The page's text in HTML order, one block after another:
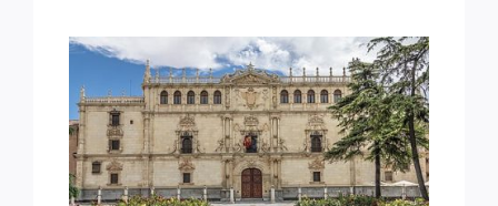
MEMORIAS DE ALCALÁ
(III)